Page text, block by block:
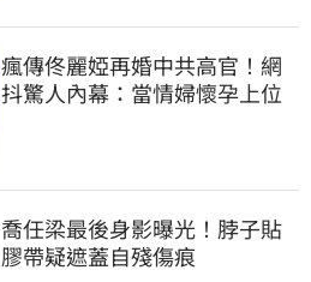
瘋傳佟麗婭再婚中共高官！網
抖驚人內幕：當情婦懷孕上位
喬任梁最後身影曝光！脖子貼
膠帶疑遮蓋自殘傷痕